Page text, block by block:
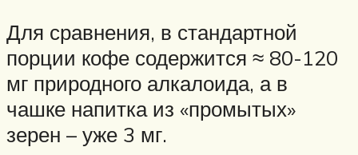
Для сравнения, в стандартной
порции кофе содержится ≈ 80-120
мг природного алкалоида, а в
чашке напитка из «промытых»
зерен – уже 3 мг.